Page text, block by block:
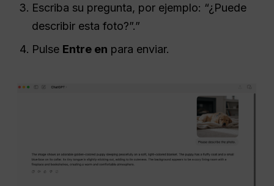
Escriba su pregunta, por ejemplo: “¿Puede
describir esta foto?”.”
Pulse Entre en para enviar.